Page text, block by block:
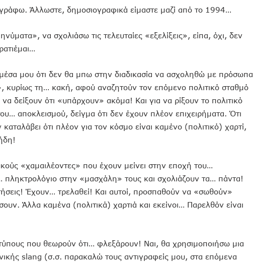
Άλλωστε, δημοσιογραφικά είμαστε μαζί από το 1994…
να σχολιάσω τις τελευταίες «εξελίξεις», είπα, όχι, δεν
μου ότι δεν θα μπω στην διαδικασία να ασχοληθώ με πρόσωπα
κυρίως τη… κακή, αφού αναζητούν τον επόμενο πολιτικό σταθμό
δείξουν ότι «υπάρχουν» ακόμα! Και για να ρίξουν το πολιτικό
αποκλεισμού, δείγμα ότι δεν έχουν πλέον επιχειρήματα. Ότι
ότι πλέον για τον κόσμο είναι καμένο (πολιτικό) χαρτί,
«χαμαιλέοντες» που έχουν μείνει στην εποχή του…
πληκτρολόγιο στην «μασχάλη» τους και σχολιάζουν τα… πάντα!
Έχουν… τρελαθεί! Και αυτοί, προσπαθούν να «σωθούν»
Άλλα καμένα (πολιτικά) χαρτιά και εκείνοι… Παρελθόν είναι
που θεωρούν ότι… φλεξάρουν! Ναι, θα χρησιμοποιήσω μια
slang (σ.σ. παρακαλώ τους αντιγραφείς μου, στα επόμενα